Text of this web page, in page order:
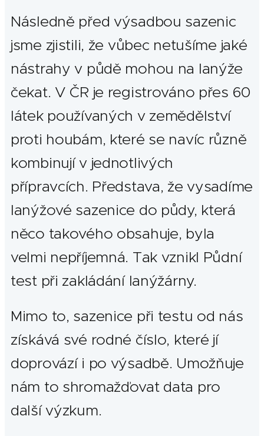
Následně před výsadbou sazenic
jsme zjistili, že vůbec netušíme jaké
nástrahy v půdě mohou na lanýže
čekat. V ČR je registrováno přes 60
látek používaných v zemědělství
proti houbám, které se navíc různě
kombinují v jednotlivých
přípravcích. Představa, že vysadíme
lanýžové sazenice do půdy, která
něco takového obsahuje, byla
velmi nepříjemná. Tak vznikl Půdní
test při zakládání lanýžárny.
Mimo to, sazenice při testu od nás
získává své rodné číslo, které jí
doprovází i po výsadbě. Umožňuje
nám to shromažďovat data pro
další výzkum.